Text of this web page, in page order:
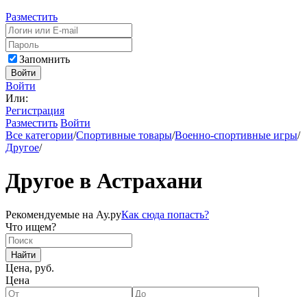
Разместить
Запомнить
Войти
Войти
Или:
Регистрация
Разместить Войти
Все категории/Спортивные товары/Военно-спортивные игры/
Другое/
Другое в Астрахани
Рекомендуемые на Ау.руКак сюда попасть?
Что ищем?
Найти
Цена, руб.
Цена